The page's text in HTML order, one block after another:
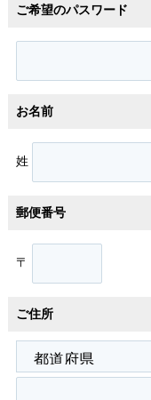
ご希望のパスワード
お名前
姓
郵便番号
〒
ご住所